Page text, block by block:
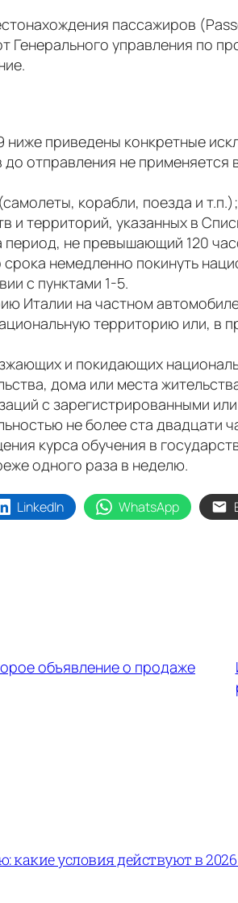
пассажиров
Генерального управления по
ниже приведены конкретные
отправления не
корабли, поезда и т.п.);
и территорий, указанных в
не превышающий 120
немедленно покинуть
с пунктами 1-5.
Италии на частном
территорию или, в
и покидающих
дома или места
с зарегистрированными
не более ста двадцати
курса обучения в
одного раза в неделю.
LinkedIn WhatsApp
объявление о продаже
какие условия действуют в 2026